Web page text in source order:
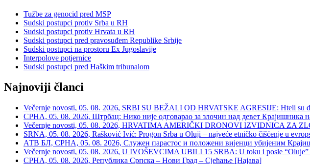
Tužbe za genocid pred MSP
Sudski postupci protiv Srba u RH
Sudski postupci protiv Hrvata u RH
Sudski postupci pred pravosuđem Republike Srbije
Sudski postupci na prostoru Ex Jugoslavije
Interpolove potjernice
Sudski postupci pred Haškim tribunalom
Najnoviji članci
Večernje novosti, 05. 08. 2026, SRBI SU BEŽALI OD HRVATSKE AGRESIJE: Hteli su
СРНА, 05. 08. 2026, Штрбац: Нико није одговарао за злочин над девет Крајишника
Večernje novosti, 05. 08. 2026, HRVATIMA AMERIČKI DRONOVI IZVIDNICA ZA
SRNA, 05. 08. 2026, Rašković Ivić: Progon Srba u Oluji – najveće etničko čišćenje u
АТВ БЛ, СРНА, 05. 08. 2026, Служен парастос и положени вијенци убијеним
Večernje novosti, 05. 08. 2026, U IVOŠEVCIMA UBILI 15 SRBA: U toku i posle “Oluje”
СРНА, 05. 08. 2026, Република Српска – Нови Град – Сјећање [Најава]